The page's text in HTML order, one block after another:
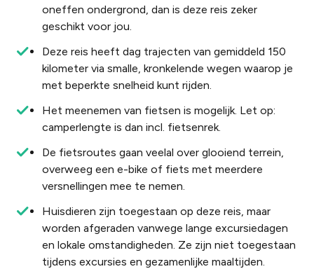
oneffen ondergrond, dan is deze reis zeker
geschikt voor jou.
Deze reis heeft dag trajecten van gemiddeld 150
kilometer via smalle, kronkelende wegen waarop je
met beperkte snelheid kunt rijden.
Het meenemen van fietsen is mogelijk. Let op:
camperlengte is dan incl. fietsenrek.
De fietsroutes gaan veelal over glooiend terrein,
overweeg een e-bike of fiets met meerdere
versnellingen mee te nemen.
Huisdieren zijn toegestaan op deze reis, maar
worden afgeraden vanwege lange excursiedagen
en lokale omstandigheden. Ze zijn niet toegestaan
tijdens excursies en gezamenlijke maaltijden.